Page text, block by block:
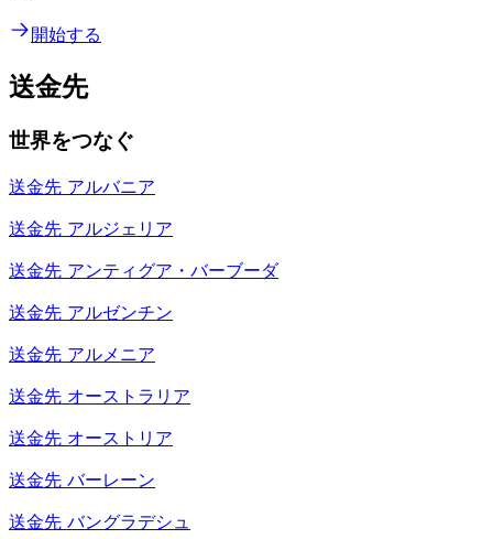
開始する
送金先
世界をつなぐ
送金先 アルバニア
送金先 アルジェリア
送金先 アンティグア・バーブーダ
送金先 アルゼンチン
送金先 アルメニア
送金先 オーストラリア
送金先 オーストリア
送金先 バーレーン
送金先 バングラデシュ